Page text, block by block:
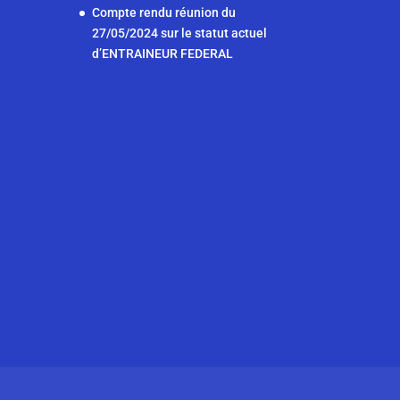
b
o
A
p
n
g
dI
n
Compte rendu réunion du
27/05/2024 sur le statut actuel
d’ENTRAINEUR FEDERAL